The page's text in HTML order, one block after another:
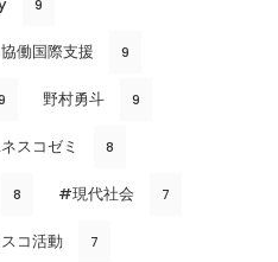
9
協働国際支援 9
野村勇斗 9
スコゼミ 8
8 #現代社会 7
コ活動 7